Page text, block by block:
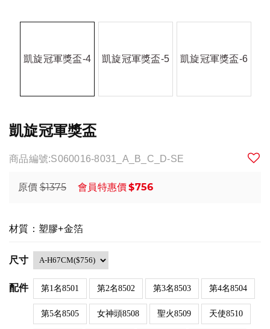
凱旋冠軍獎盃
商品編號:S060016-8031_A_B_C_D-SE
原價 $1375 會員特惠價$756
材質：塑膠+金箔
尺寸
配件 第1名8501 第2名8502 第3名8503 第4名8504
第5名8505 女神頭8508 聖火8509 天使8510